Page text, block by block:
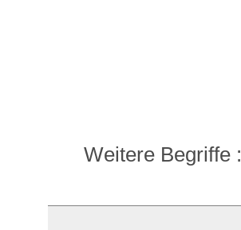
Weitere Begriffe :